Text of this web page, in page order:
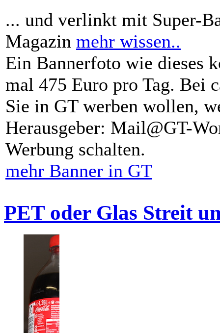
... und verlinkt mit Super-
Magazin mehr wissen..
Ein Bannerfoto wie dieses
mal 475 Euro pro Tag. Bei
Sie in GT werben wollen,
Herausgeber: Mail@GT-
Werbung schalten.
mehr Banner in GT
PET oder Glas Streit